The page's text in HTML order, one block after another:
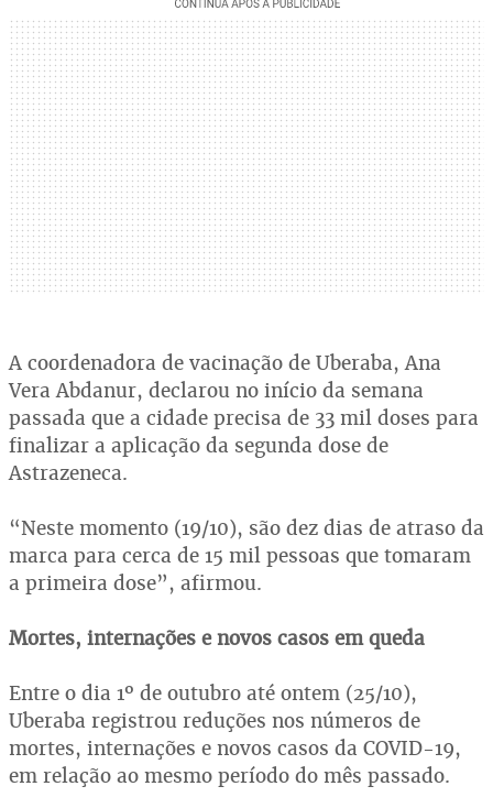
A coordenadora de vacinação de Uberaba, Ana
Vera Abdanur, declarou no início da semana
passada que a cidade precisa de 33 mil doses para
finalizar a aplicação da segunda dose de
Astrazeneca.
“Neste momento (19/10), são dez dias de atraso da
marca para cerca de 15 mil pessoas que tomaram
a primeira dose”, afirmou.
Mortes, internações e novos casos em queda
Entre o dia 1º de outubro até ontem (25/10),
Uberaba registrou reduções nos números de
mortes, internações e novos casos da COVID-19,
em relação ao mesmo período do mês passado.